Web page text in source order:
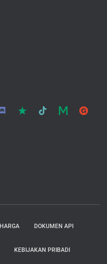
HARGA DOKUMEN API
KEBIJAKAN PRIBADI